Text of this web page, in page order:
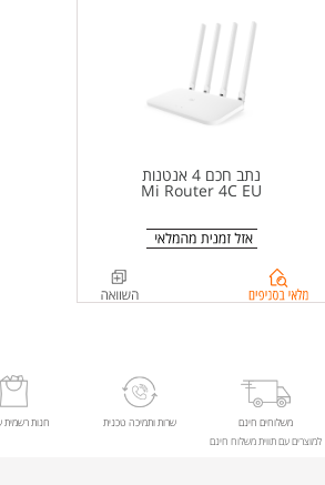
ל-
%d7%a0%d7%aa%d7%91+%d7%97%d7%9b%d7%9d+4+%d7%90%d7%a0%d7%98%d7%a0%d7%95%d7%aa+Xiaomi+Router+AC1200+
נתב חכם 4 אנטנות
Mi Router 4C EU
מלאי
%d7%a0%d7%aa%d7%91+%d7%97%d7%9b%d7%9d+4+%d7%90%d7%a0%d7%98%d7%a0%d7%95%d7%aa+2.4GHz+%d7%93%d7%92%d7%9d+Mi+Router+4C
משלוחים חינם
למוצרים עם תווית משלוח חינם
שרות ותמיכה טכנית חנות רשמית